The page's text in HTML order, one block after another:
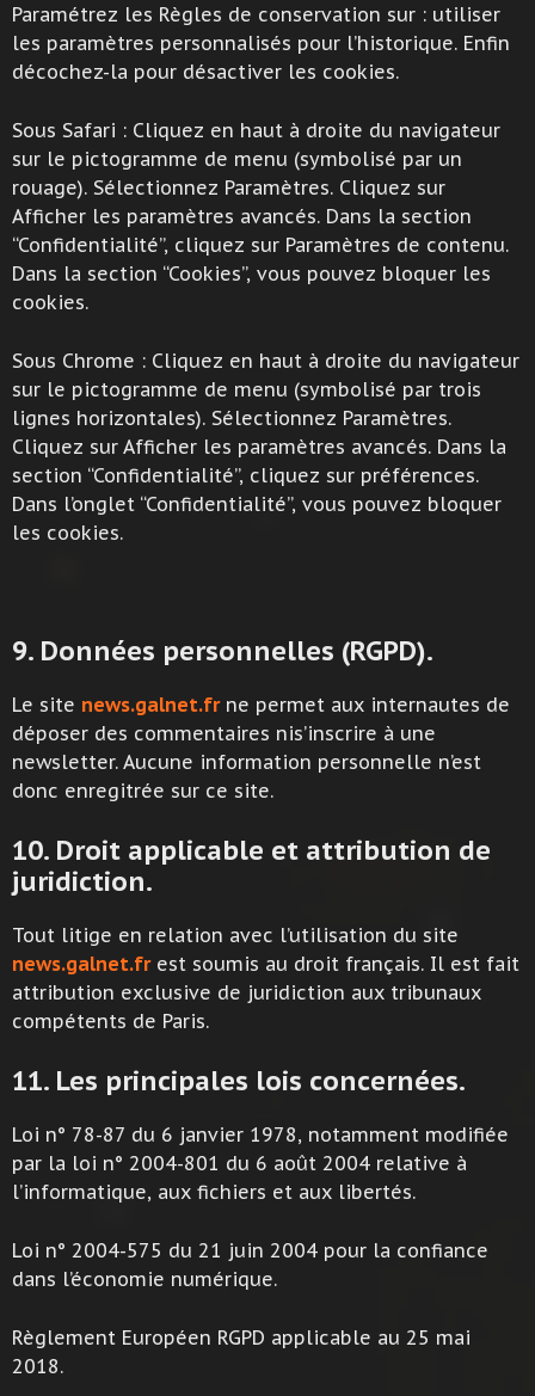
Paramétrez les Règles de conservation sur : utiliser
les paramètres personnalisés pour l’historique. Enfin
décochez-la pour désactiver les cookies.
Sous Safari : Cliquez en haut à droite du navigateur
sur le pictogramme de menu (symbolisé par un
rouage). Sélectionnez Paramètres. Cliquez sur
Afficher les paramètres avancés. Dans la section
“Confidentialité”, cliquez sur Paramètres de contenu.
Dans la section “Cookies”, vous pouvez bloquer les
cookies.
Sous Chrome : Cliquez en haut à droite du navigateur
sur le pictogramme de menu (symbolisé par trois
lignes horizontales). Sélectionnez Paramètres.
Cliquez sur Afficher les paramètres avancés. Dans la
section “Confidentialité”, cliquez sur préférences.
Dans l’onglet “Confidentialité”, vous pouvez bloquer
les cookies.
9. Données personnelles (RGPD).
Le site news.galnet.frne permet aux internautes de
déposer des commentaires nis’inscrire à une
newsletter. Aucune information personnelle n’est
donc enregitrée sur ce site.
10. Droit applicable et attribution de
juridiction.
Tout litige en relation avec l’utilisation du site
news.galnet.frest soumis au droit français. Il est fait
attribution exclusive de juridiction aux tribunaux
compétents de Paris.
11. Les principales lois concernées.
Loi n° 78-87 du 6 janvier 1978, notamment modifiée
par la loi n° 2004-801 du 6 août 2004 relative à
l’informatique, aux fichiers et aux libertés.
Loi n° 2004-575 du 21 juin 2004 pour la confiance
dans l’économie numérique.
Règlement Européen RGPD applicable au 25 mai
2018.